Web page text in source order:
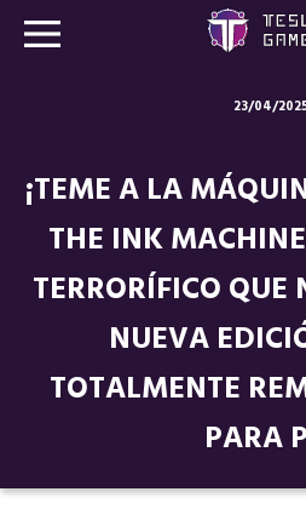
23/04/
¡TEME A LA
THE INK
TERRORÍFICO QUE
NUEVA
TOTALMENTE
PARA
Store
Blog
Sobre
Contacto